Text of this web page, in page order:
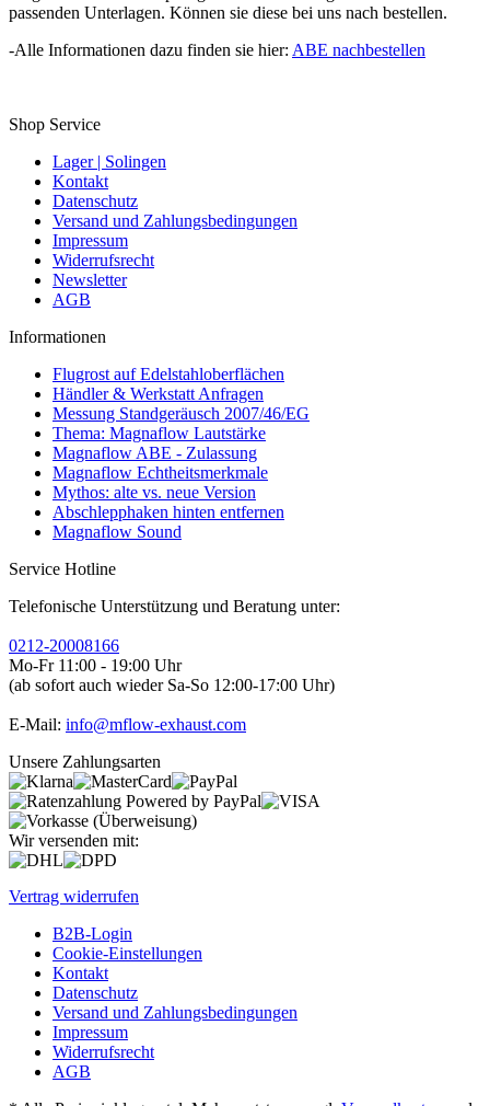
passenden Unterlagen. Können sie diese bei uns nach bestellen.
-Alle Informationen dazu finden sie hier: ABE nachbestellen
Shop Service
Lager | Solingen
Kontakt
Datenschutz
Versand und Zahlungsbedingungen
Impressum
Widerrufsrecht
Newsletter
AGB
Informationen
Flugrost auf Edelstahloberflächen
Händler & Werkstatt Anfragen
Messung Standgeräusch 2007/46/EG
Thema: Magnaflow Lautstärke
Magnaflow ABE - Zulassung
Magnaflow Echtheitsmerkmale
Mythos: alte vs. neue Version
Abschlepphaken hinten entfernen
Magnaflow Sound
Service Hotline
Telefonische Unterstützung und Beratung unter:
0212-20008166
Mo-Fr 11:00 - 19:00 Uhr
(ab sofort auch wieder Sa-So 12:00-17:00 Uhr)
E-Mail: info@mflow-exhaust.com
Unsere Zahlungsarten
Wir versenden mit:
Vertrag widerrufen
B2B-Login
Cookie-Einstellungen
Kontakt
Datenschutz
Versand und Zahlungsbedingungen
Impressum
Widerrufsrecht
AGB